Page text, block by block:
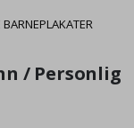
/ Personlig